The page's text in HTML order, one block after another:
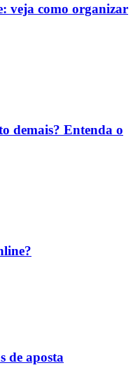
veja como organizar
demais? Entenda o
de aposta